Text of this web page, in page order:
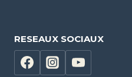
RESEAUX SOCIAUX